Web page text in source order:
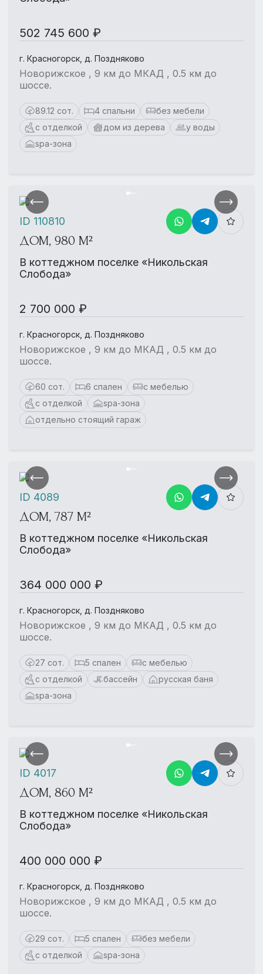
502 745 600 ₽
г. Красногорск, д. Поздняково
Новорижское , 9 км до МКАД , 0.5 км до
шоссе.
89.12 сот. 4 спальни
без мебели
с отделкой
дом из дерева
у воды
spa-зона
ДОМ, 980 М²
В коттеджном поселке «Никольская
Слобода»
2 700 000 ₽
г. Красногорск, д. Поздняково
Новорижское , 9 км до МКАД , 0.5 км до
шоссе.
60 сот. 6 спален
с мебелью
с отделкой
spa-зона
отдельно стоящий гараж
ID 110810
ДОМ, 787 М²
В коттеджном поселке «Никольская
Слобода»
364 000 000 ₽
г. Красногорск, д. Поздняково
Новорижское , 9 км до МКАД , 0.5 км до
шоссе.
27 сот. 5 спален
с мебелью
с отделкой
бассейн
русская баня
spa-зона
ID 4089
ДОМ, 860 М²
В коттеджном поселке «Никольская
Слобода»
400 000 000 ₽
г. Красногорск, д. Поздняково
Новорижское , 9 км до МКАД , 0.5 км до
шоссе.
29 сот. 5 спален
без мебели
с отделкой
spa-зона
ID 4017